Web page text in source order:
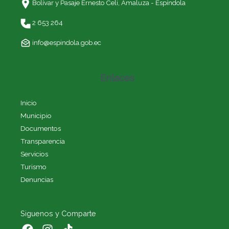
Bolívar y Pasaje Ernesto Celi, Amaluza - Espíndola
2 653 264
info@espindola.gob.ec
Enlaces
Inicio
Municipio
Documentos
Transparencia
Servicios
Turismo
Denuncias
Siguenos y Comparte